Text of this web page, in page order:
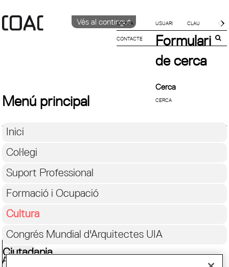
Vés al contingut
IDIOMA
CATALÀ
CONTACTE
Formulari
de cerca
Cerca
Menú principal
Inici
Col·legi
Suport Professional
Formació i Ocupació
Cultura
Congrés Mundial d'Arquitectes UIA
Ciutadania
Actes i Exposicions